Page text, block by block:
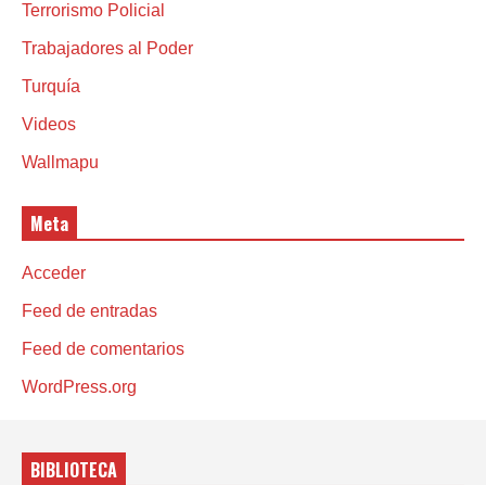
Terrorismo Policial
Trabajadores al Poder
Turquía
Videos
Wallmapu
Meta
Acceder
Feed de entradas
Feed de comentarios
WordPress.org
BIBLIOTECA